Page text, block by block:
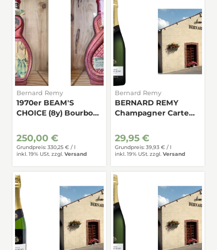
Bernard Remy
1970er BEAM'S
CHOICE (8y) Bourbon
250,00 €
Grundpreis: 330,25 € / l
inkl. 19% USt. zzgl. Versand
Bernard Remy
BERNARD REMY
Champagner Carte
sec 0,75
29,95 €
Grundpreis: 39,93 € / l
inkl. 19% USt. zzgl. Versand